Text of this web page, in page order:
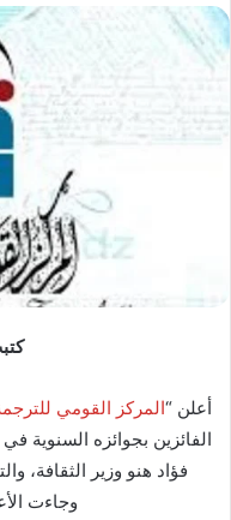
أعلن “المركز القومي
الفائزين بجوائزه السنوية
فؤاد هنو وزير الثقافة،
وجاءت